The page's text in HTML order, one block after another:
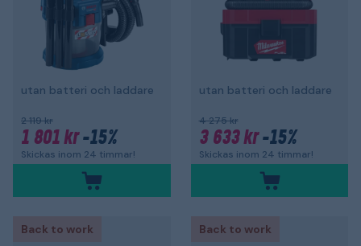
utan batteri och laddare
2 119 kr
1 801 kr-15%
Skickas inom 24 timmar!
utan batteri och laddare
4 275 kr
3 633 kr-15%
Skickas inom 24 timmar!
Back to work
Back to work